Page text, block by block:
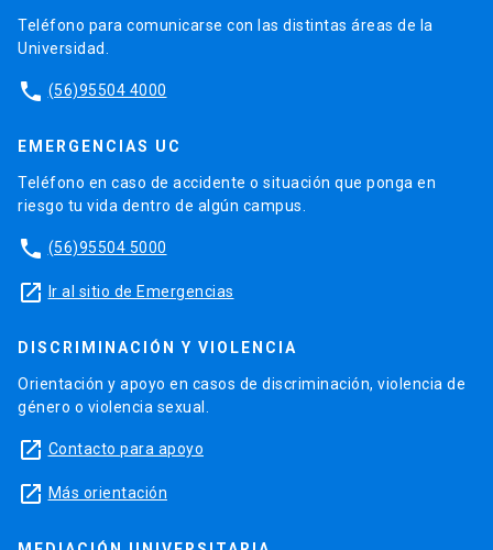
Teléfono para comunicarse con las distintas áreas de la
Universidad.
phone (56)95504 4000
EMERGENCIAS UC
Teléfono en caso de accidente o situación que ponga en
riesgo tu vida dentro de algún campus.
phone (56)95504 5000
launch Ir al sitio de Emergencias
DISCRIMINACIÓN Y VIOLENCIA
Orientación y apoyo en casos de discriminación, violencia de
género o violencia sexual.
launch Contacto para apoyo
launch Más orientación